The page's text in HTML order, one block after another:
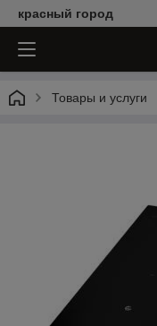
красный город
Товары и услуги